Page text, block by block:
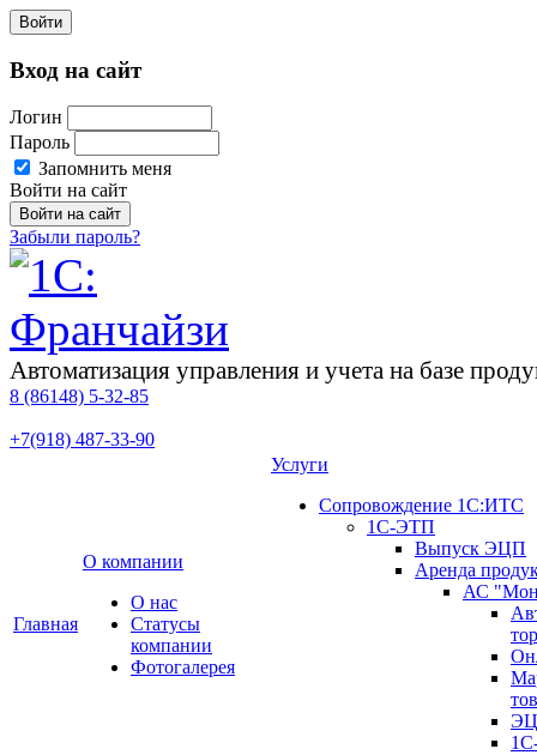
Войти
Вход на сайт
Логин
Пароль
Запомнить меня
Войти на сайт
Забыли пароль?
Автоматизация управления и учета на базе
8 (86148) 5-32-85
+7(918) 487-33-90
Главная
О компании
О нас
Cтатусы
компании
Фотогалерея
Услуги
Сопровождение 1С:ИТС
1С-ЭТП
Выпуск ЭЦП
Аренда
АС